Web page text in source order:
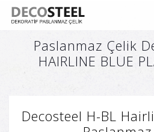
Paslanmaz Çelik
HAIRLINE BLUE
Decosteel H-BL